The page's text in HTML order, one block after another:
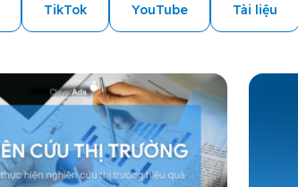
TikTok YouTube Tài liệu